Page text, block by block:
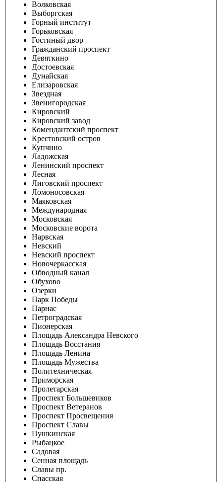
Волковская
Выборгская
Горный институт
Горьковская
Гостиный двор
Гражданский проспект
Девяткино
Достоевская
Дунайская
Елизаровская
Звездная
Звенигородская
Кировский
Кировский завод
Комендантский проспект
Крестовский остров
Купчино
Ладожская
Ленинский проспект
Лесная
Лиговский проспект
Ломоносовская
Маяковская
Международная
Московская
Московские ворота
Нарвская
Невский
Невский проспект
Новочеркасская
Обводный канал
Обухово
Озерки
Парк Победы
Парнас
Петроградская
Пионерская
Площадь Александра Невского
Площадь Восстания
Площадь Ленина
Площадь Мужества
Политехническая
Приморская
Пролетарская
Проспект Большевиков
Проспект Ветеранов
Проспект Просвещения
Проспект Славы
Пушкинская
Рыбацкое
Садовая
Сенная площадь
Славы пр.
Спасская